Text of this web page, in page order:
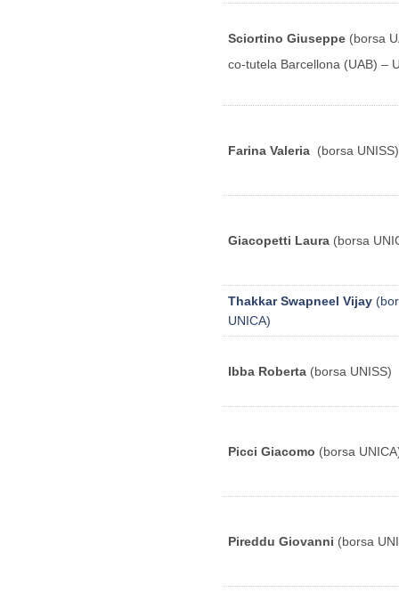
Sciortino Giuseppe (borsa
co-tutela Barcellona (UAB) –
Farina Valeria (borsa UNISS)
Giacopetti Laura (borsa
Thakkar Swapneel Vijay
UNICA)
Ibba Roberta (borsa UNISS)
Picci Giacomo (borsa
Pireddu Giovanni (borsa